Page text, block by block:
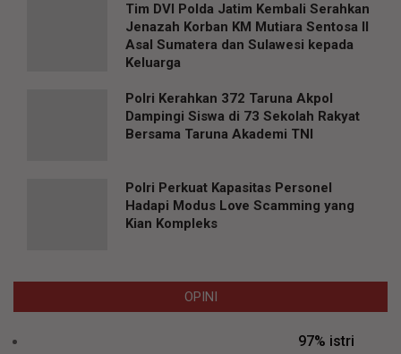
Tim DVI Polda Jatim Kembali Serahkan
Jenazah Korban KM Mutiara Sentosa II
Asal Sumatera dan Sulawesi kepada
Keluarga
Polri Kerahkan 372 Taruna Akpol
Dampingi Siswa di 73 Sekolah Rakyat
Bersama Taruna Akademi TNI
Polri Perkuat Kapasitas Personel
Hadapi Modus Love Scamming yang
Kian Kompleks
OPINI
97% istri